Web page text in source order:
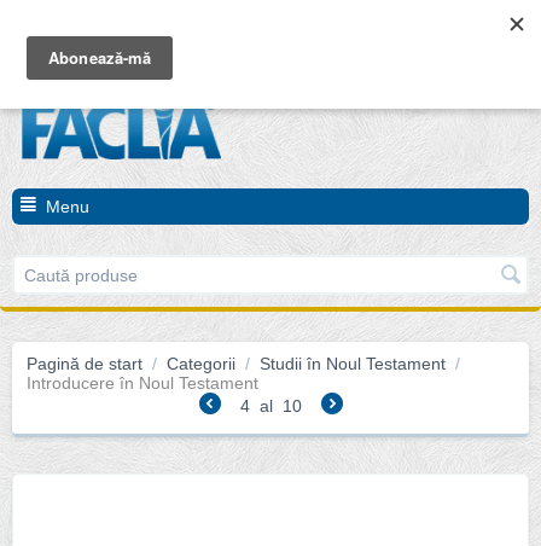
Menu
Pagină de start / Categorii / Studii în Noul Testament /
Introducere în Noul Testament
4 al 10